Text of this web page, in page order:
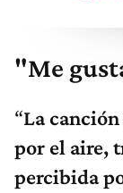
"Me
“La
por el aire,
percibida